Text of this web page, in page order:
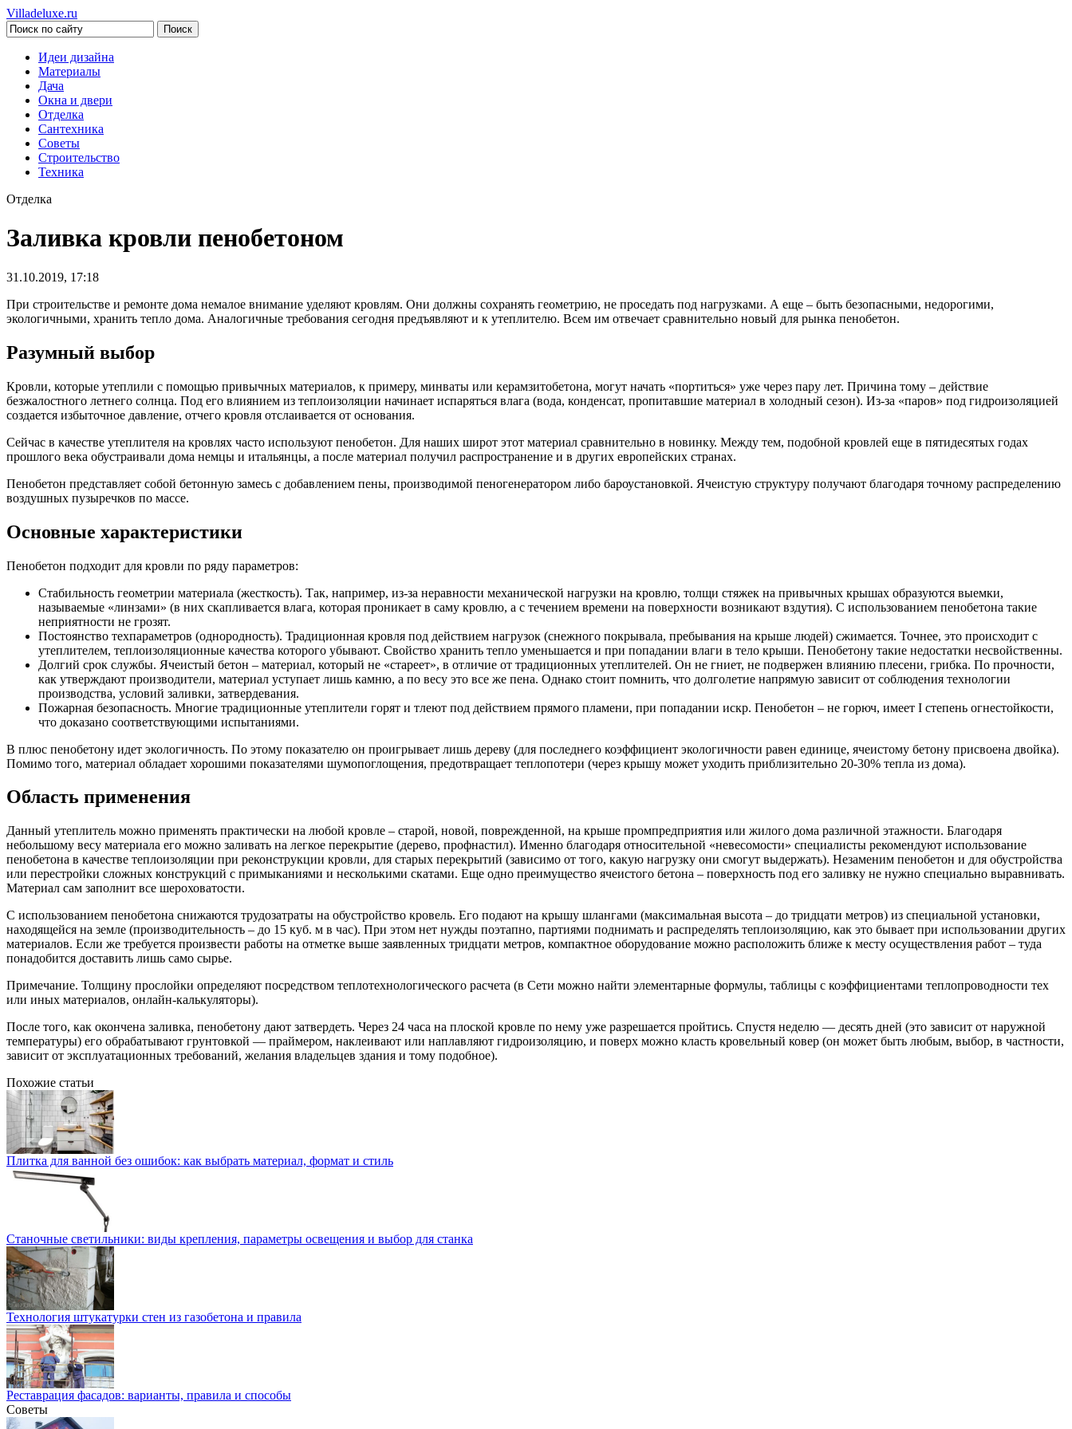
Villadeluxe.ru
Идеи дизайна
Материалы
Дача
Окна и двери
Отделка
Сантехника
Советы
Строительство
Техника
Отделка
Заливка кровли пенобетоном
31.10.2019, 17:18
При строительстве и ремонте дома немалое внимание уделяют кровлям. Они должны сохранять геометрию, не проседать под нагрузками. А еще – быть безопасными, недорогими,
экологичными, хранить тепло дома. Аналогичные требования сегодня предъявляют и к утеплителю. Всем им отвечает сравнительно новый для рынка пенобетон.
Разумный выбор
Кровли, которые утеплили с помощью привычных материалов, к примеру, минваты или керамзитобетона, могут начать «портиться» уже через пару лет. Причина тому – действие
безжалостного летнего солнца. Под его влиянием из теплоизоляции начинает испаряться влага (вода, конденсат, пропитавшие материал в холодный сезон). Из-за «паров» под гидроизоляцией
создается избыточное давление, отчего кровля отслаивается от основания.
Сейчас в качестве утеплителя на кровлях часто используют пенобетон. Для наших широт этот материал сравнительно в новинку. Между тем, подобной кровлей еще в пятидесятых годах
прошлого века обустраивали дома немцы и итальянцы, а после материал получил распространение и в других европейских странах.
Пенобетон представляет собой бетонную замесь с добавлением пены, производимой пеногенератором либо бароустановкой. Ячеистую структуру получают благодаря точному распределению
воздушных пузыречков по массе.
Основные характеристики
Пенобетон подходит для кровли по ряду параметров:
Стабильность геометрии материала (жесткость). Так, например, из-за неравности механической нагрузки на кровлю, толщи стяжек на привычных крышах образуются выемки,
называемые «линзами» (в них скапливается влага, которая проникает в саму кровлю, а с течением времени на поверхности возникают вздутия). C использованием пенобетона такие
неприятности не грозят.
Постоянство техпараметров (однородность). Традиционная кровля под действием нагрузок (снежного покрывала, пребывания на крыше людей) сжимается. Точнее, это происходит с
утеплителем, теплоизоляционные качества которого убывают. Свойство хранить тепло уменьшается и при попадании влаги в тело крыши. Пенобетону такие недостатки несвойственны.
Долгий срок службы. Ячеистый бетон – материал, который не «стареет», в отличие от традиционных утеплителей. Он не гниет, не подвержен влиянию плесени, грибка. По прочности,
как утверждают производители, материал уступает лишь камню, а по весу это все же пена. Однако стоит помнить, что долголетие напрямую зависит от соблюдения технологии
производства, условий заливки, затвердевания.
Пожарная безопасность. Многие традиционные утеплители горят и тлеют под действием прямого пламени, при попадании искр. Пенобетон – не горюч, имеет I степень огнестойкости,
что доказано соответствующими испытаниями.
В плюс пенобетону идет экологичность. По этому показателю он проигрывает лишь дереву (для последнего коэффициент экологичности равен единице, ячеистому бетону присвоена двойка).
Помимо того, материал обладает хорошими показателями шумопоглощения, предотвращает теплопотери (через крышу может уходить приблизительно 20-30% тепла из дома).
Область применения
Данный утеплитель можно применять практически на любой кровле – старой, новой, поврежденной, на крыше промпредприятия или жилого дома различной этажности. Благодаря
небольшому весу материала его можно заливать на легкое перекрытие (дерево, профнастил). Именно благодаря относительной «невесомости» специалисты рекомендуют использование
пенобетона в качестве теплоизоляции при реконструкции кровли, для старых перекрытий (зависимо от того, какую нагрузку они смогут выдержать). Незаменим пенобетон и для обустройства
или перестройки сложных конструкций с примыканиями и несколькими скатами. Еще одно преимущество ячеистого бетона – поверхность под его заливку не нужно специально выравнивать.
Материал сам заполнит все шероховатости.
С использованием пенобетона снижаются трудозатраты на обустройство кровель. Его подают на крышу шлангами (максимальная высота – до тридцати метров) из специальной установки,
находящейся на земле (производительность – до 15 куб. м в час). При этом нет нужды поэтапно, партиями поднимать и распределять теплоизоляцию, как это бывает при использовании других
материалов. Если же требуется произвести работы на отметке выше заявленных тридцати метров, компактное оборудование можно расположить ближе к месту осуществления работ – туда
понадобится доставить лишь само сырье.
Примечание. Толщину прослойки определяют посредством теплотехнологического расчета (в Сети можно найти элементарные формулы, таблицы с коэффициентами теплопроводности тех
или иных материалов, онлайн-калькуляторы).
После того, как окончена заливка, пенобетону дают затвердеть. Через 24 часа на плоской кровле по нему уже разрешается пройтись. Спустя неделю — десять дней (это зависит от наружной
температуры) его обрабатывают грунтовкой — праймером, наклеивают или наплавляют гидроизоляцию, и поверх можно класть кровельный ковер (он может быть любым, выбор, в частности,
зависит от эксплуатационных требований, желания владельцев здания и тому подобное).
Похожие статьи
Плитка для ванной без ошибок: как выбрать материал, формат и стиль
Станочные светильники: виды крепления, параметры освещения и выбор для станка
Технология штукатурки стен из газобетона и правила
Реставрация фасадов: варианты, правила и способы
Советы